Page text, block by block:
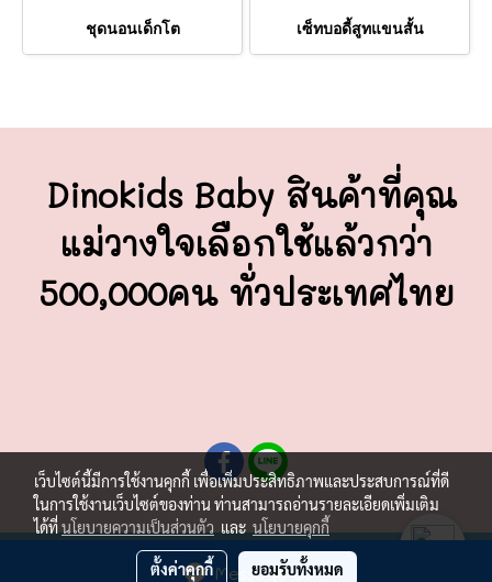
Message Us
ชุดนอนเด็กโต เซ็ทบอดี้สูทแขนสั้น
Dinokids Baby สินค้าที่คุณ
แม่วางใจเลือกใช้แล้วกว่า
500,000คน ทั่วประเทศไทย
ผู้เข้าชมวันนี้ 875
เว็บไซต์นี้มีการใช้งานคุกกี้ เพื่อเพิ่มประสิทธิภาพและประสบการณ์ที่ดี
ในการใช้งานเว็บไซต์ของท่าน ท่านสามารถอ่านรายละเอียดเพิ่มเติม
ได้ที่นโยบายความเป็นส่วนตัว และ นโยบายคุกกี้
ตั้งค่าคุกกี้ ยอมรับทั้งหมด